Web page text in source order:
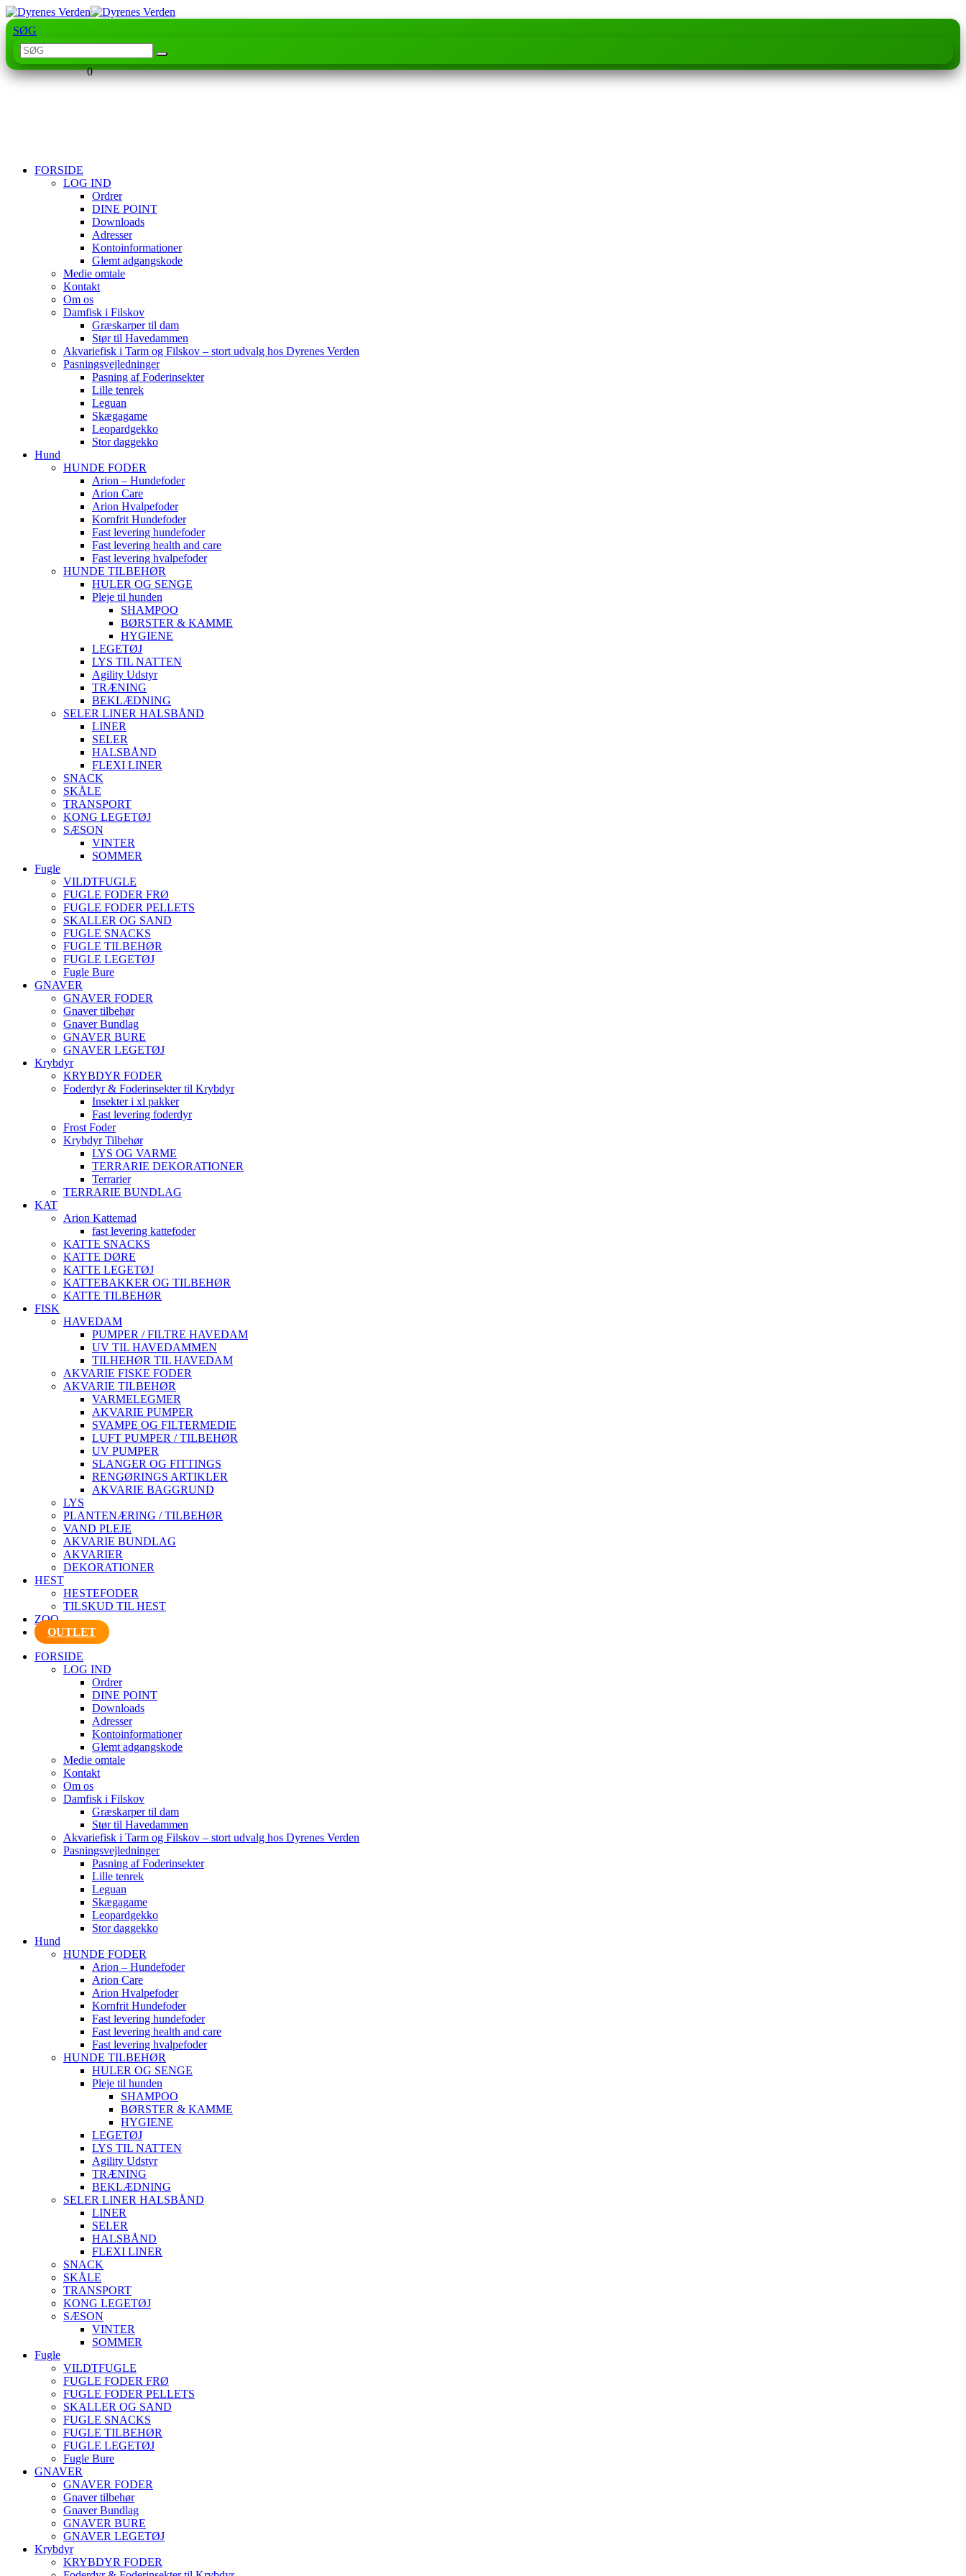
SØG
0
FORSIDE
LOG IND
Ordrer
DINE POINT
Downloads
Adresser
Kontoinformationer
Glemt adgangskode
Medie omtale
Kontakt
Om os
Damfisk i Filskov
Græskarper til dam
Stør til Havedammen
Akvariefisk i Tarm og Filskov – stort udvalg hos Dyrenes Verden
Pasningsvejledninger
Pasning af Foderinsekter
Lille tenrek
Leguan
Skægagame
Leopardgekko
Stor daggekko
Hund
HUNDE FODER
Arion – Hundefoder
Arion Care
Arion Hvalpefoder
Kornfrit Hundefoder
Fast levering hundefoder
Fast levering health and care
Fast levering hvalpefoder
HUNDE TILBEHØR
HULER OG SENGE
Pleje til hunden
SHAMPOO
BØRSTER & KAMME
HYGIENE
LEGETØJ
LYS TIL NATTEN
Agility Udstyr
TRÆNING
BEKLÆDNING
SELER LINER HALSBÅND
LINER
SELER
HALSBÅND
FLEXI LINER
SNACK
SKÅLE
TRANSPORT
KONG LEGETØJ
SÆSON
VINTER
SOMMER
Fugle
VILDTFUGLE
FUGLE FODER FRØ
FUGLE FODER PELLETS
SKALLER OG SAND
FUGLE SNACKS
FUGLE TILBEHØR
FUGLE LEGETØJ
Fugle Bure
GNAVER
GNAVER FODER
Gnaver tilbehør
Gnaver Bundlag
GNAVER BURE
GNAVER LEGETØJ
Krybdyr
KRYBDYR FODER
Foderdyr & Foderinsekter til Krybdyr
Insekter i xl pakker
Fast levering foderdyr
Frost Foder
Krybdyr Tilbehør
LYS OG VARME
TERRARIE DEKORATIONER
Terrarier
TERRARIE BUNDLAG
KAT
Arion Kattemad
fast levering kattefoder
KATTE SNACKS
KATTE DØRE
KATTE LEGETØJ
KATTEBAKKER OG TILBEHØR
KATTE TILBEHØR
FISK
HAVEDAM
PUMPER / FILTRE HAVEDAM
UV TIL HAVEDAMMEN
TILHEHØR TIL HAVEDAM
AKVARIE FISKE FODER
AKVARIE TILBEHØR
VARMELEGMER
AKVARIE PUMPER
SVAMPE OG FILTERMEDIE
LUFT PUMPER / TILBEHØR
UV PUMPER
SLANGER OG FITTINGS
RENGØRINGS ARTIKLER
AKVARIE BAGGRUND
LYS
PLANTENÆRING / TILBEHØR
VAND PLEJE
AKVARIE BUNDLAG
AKVARIER
DEKORATIONER
HEST
HESTEFODER
TILSKUD TIL HEST
ZOO
OUTLET
FORSIDE
LOG IND
Ordrer
DINE POINT
Downloads
Adresser
Kontoinformationer
Glemt adgangskode
Medie omtale
Kontakt
Om os
Damfisk i Filskov
Græskarper til dam
Stør til Havedammen
Akvariefisk i Tarm og Filskov – stort udvalg hos Dyrenes Verden
Pasningsvejledninger
Pasning af Foderinsekter
Lille tenrek
Leguan
Skægagame
Leopardgekko
Stor daggekko
Hund
HUNDE FODER
Arion – Hundefoder
Arion Care
Arion Hvalpefoder
Kornfrit Hundefoder
Fast levering hundefoder
Fast levering health and care
Fast levering hvalpefoder
HUNDE TILBEHØR
HULER OG SENGE
Pleje til hunden
SHAMPOO
BØRSTER & KAMME
HYGIENE
LEGETØJ
LYS TIL NATTEN
Agility Udstyr
TRÆNING
BEKLÆDNING
SELER LINER HALSBÅND
LINER
SELER
HALSBÅND
FLEXI LINER
SNACK
SKÅLE
TRANSPORT
KONG LEGETØJ
SÆSON
VINTER
SOMMER
Fugle
VILDTFUGLE
FUGLE FODER FRØ
FUGLE FODER PELLETS
SKALLER OG SAND
FUGLE SNACKS
FUGLE TILBEHØR
FUGLE LEGETØJ
Fugle Bure
GNAVER
GNAVER FODER
Gnaver tilbehør
Gnaver Bundlag
GNAVER BURE
GNAVER LEGETØJ
Krybdyr
KRYBDYR FODER